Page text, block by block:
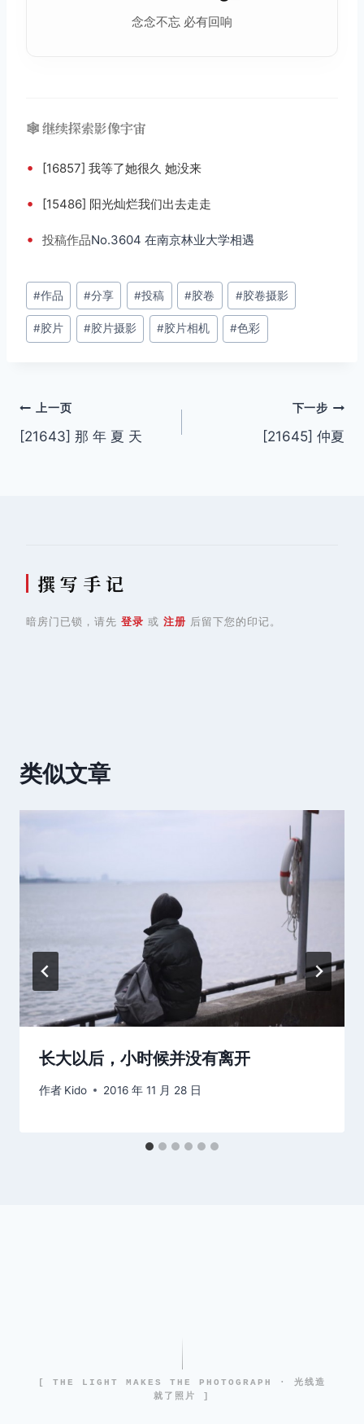
念念不忘 必有回响
🕸️ 继续探索影像宇宙
• [16857] 我等了她很久 她没来
• [15486] 阳光灿烂我们出去走走
• 投稿作品No.3604 在南京林业大学相遇
文
章
标
#作品 #分享 #投稿 #胶卷 #胶卷摄影
#胶片 #胶片摄影 #胶片相机 #色彩
文
章
上一页
[21643] 那 年 夏 天
下一步
[21645] 仲夏
撰 写 手 记
暗房门已锁，请先 登录 或 注册 后留下您的印记。
类似文章
长大以后，小时候并没有离开
作者 Kido 2016 年 11 月 28 日
[ THE LIGHT MAKES THE PHOTOGRAPH · 光线造
就了照片 ]